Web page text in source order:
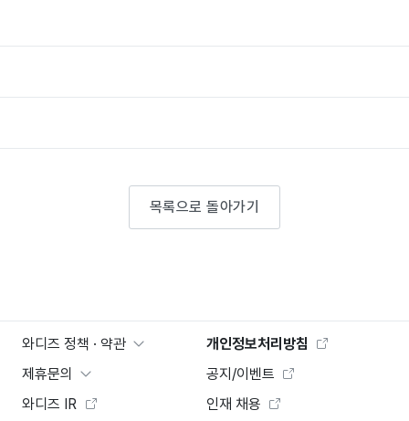
목록으로 돌아가기
와디즈 정책 · 약관
개인정보처리방침
제휴문의
공지/이벤트
와디즈 IR
인재 채용